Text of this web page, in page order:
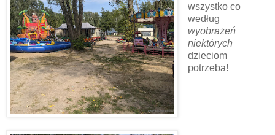
wszystko co
według
wyobrażeń
niektórych
dzieciom
potrzeba!